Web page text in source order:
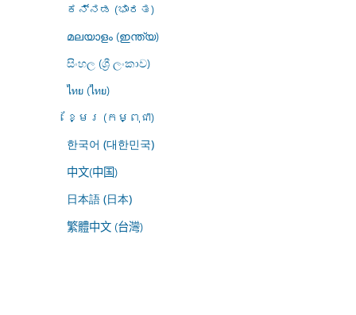
ಕನ್ನಡ (ಭಾರತ)
മലയാളം (ഇന്ത്യ)
සිංහල (ශ්‍රී ලංකාව)
ไทย (ไทย)
ខ្មែរ (កម្ពុជា)
한국어 (대한민국)
中文(中国)
日本語 (日本)
繁體中文 (台灣)